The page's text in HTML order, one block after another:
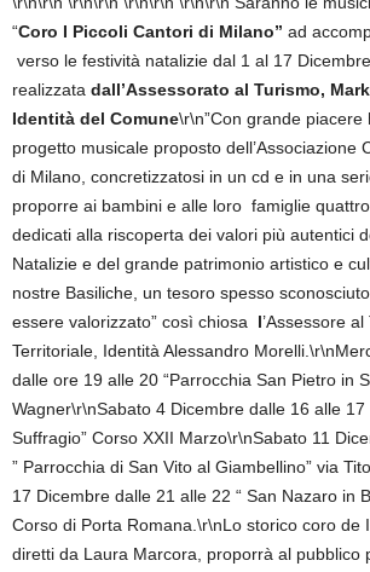
“Coro I Piccoli Cantori di Milano” ad
verso le festività natalizie dal 1 al 17
realizzata dall’Assessorato al Turismo,
Identità del Comune\r\n”Con grande piacere
progetto musicale proposto dell’Associazione
di Milano, concretizzatosi in un cd e in una
proporre ai bambini e alle loro famiglie
dedicati alla riscoperta dei valori più autentici
Natalizie e del grande patrimonio artistico e
nostre Basiliche, un tesoro spesso
essere valorizzato” così chiosa l’Assessore
Territoriale, Identità Alessandro
dalle ore 19 alle 20 “Parrocchia San Pietro in
Wagner\r\nSabato 4 Dicembre dalle 16 alle
Suffragio” Corso XXII Marzo\r\nSabato 11
” Parrocchia di San Vito al Giambellino” via
17 Dicembre dalle 21 alle 22 “ San Nazaro in
Corso di Porta Romana.\r\nLo storico coro de
diretti da Laura Marcora, proporrà al pubblico